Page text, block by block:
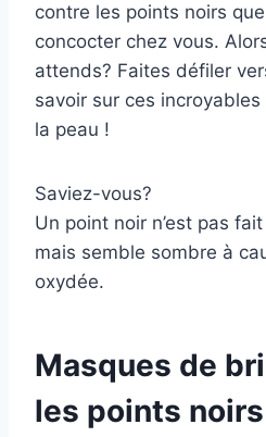
contre les points noirs
concocter chez vous.
attends? Faites défiler
savoir sur ces
la peau !
Saviez-vous?
Un point noir n’est pas
mais semble sombre à
oxydée.
Masques de
les points